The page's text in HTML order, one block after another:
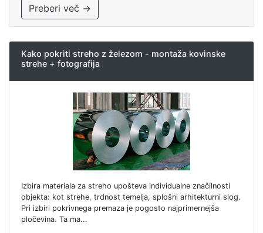
Preberi več →
Kako pokriti streho z železom - montaža kovinske
strehe + fotografija
Izbira materiala za streho upošteva individualne značilnosti
objekta: kot strehe, trdnost temelja, splošni arhitekturni slog.
Pri izbiri pokrivnega premaza je pogosto najprimernejša
pločevina. Ta ma...